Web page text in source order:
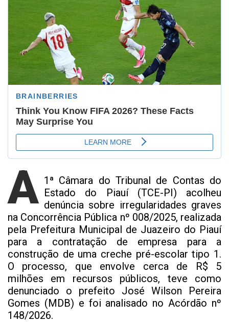
A 1ª Câmara do Tribunal de Contas do
Estado do Piauí (TCE-PI) acolheu
denúncia sobre irregularidades graves
na Concorrência Pública nº 008/2025, realizada
pela Prefeitura Municipal de Juazeiro do Piauí
para a contratação de empresa para a
construção de uma creche pré-escolar tipo 1.
O processo, que envolve cerca de R$ 5
milhões em recursos públicos, teve como
denunciado o prefeito José Wilson Pereira
Gomes (MDB) e foi analisado no Acórdão nº
148/2026.